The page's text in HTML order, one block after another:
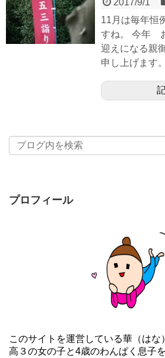
2017/9/1
11月は毎年恒
すね。 今年
迎えになる親
申し上げます
プロフィール
このサイトを運営している華（はな
高３の女の子と4歳のわんぱく息子